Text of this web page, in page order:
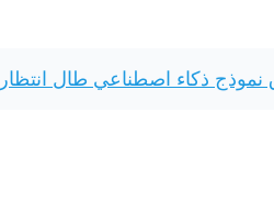
نموذج ذكاء اصطناعي طال